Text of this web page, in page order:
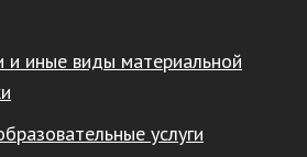
и иные виды материальной
услуги